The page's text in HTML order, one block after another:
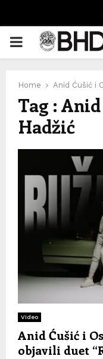
PRIMARY
Home Anid Ćušić i
Tag :
Hadžić
Video
Anid Ćušić i
objavili duet